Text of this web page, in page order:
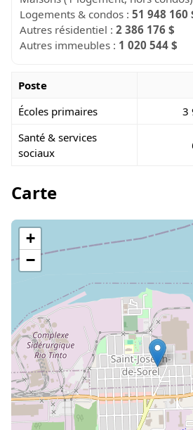
Logements & condos :51 948 160
Autres résidentiel :2 386 176 $
Autres immeubles : 1 020 544 $
Poste
Écoles primaires
3
Santé & services
sociaux
Carte
+
−